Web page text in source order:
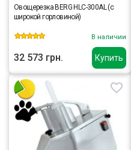
Купить
Овощерезка BERG HLC-300AL (с
широкой горловиной)
В наличии
32 573 грн.